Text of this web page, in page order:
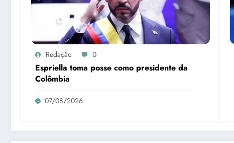
Redação 0
Espriella toma posse como presidente da
Colômbia
07/08/2026